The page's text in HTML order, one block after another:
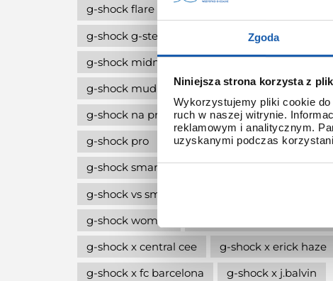
Zgoda
Niniejsza strona korzysta z
Wykorzystujemy pliki cookie
ruch w naszej witrynie.
reklamowym i analitycznym.
uzyskanymi podczas
g-shock flare red
g-shock g-steel
g-shock limitowana edycja
g-shock midnight green
g-shock move
g-shock mudmaster
g-shock na komunię
g-shock na prezent
g-shock octagon
g-shock pro
g-shock professional
g-
g-shock smartwatch
g-shock style
g-
g-shock vs smartwatch
g-shock women
g-shock x central cee
g-shock x erick haze
g-shock x fc barcelona
g-shock x j.balvin